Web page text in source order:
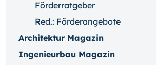
Förderratgeber
Red.: Förderangebote
Architektur Magazin
Ingenieurbau Magazin